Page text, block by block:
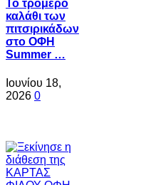
Το τρομερό
καλάθι των
πιτσιρικάδων
στο ΟΦΗ
Summer …
Ιουνίου 18,
2026 0